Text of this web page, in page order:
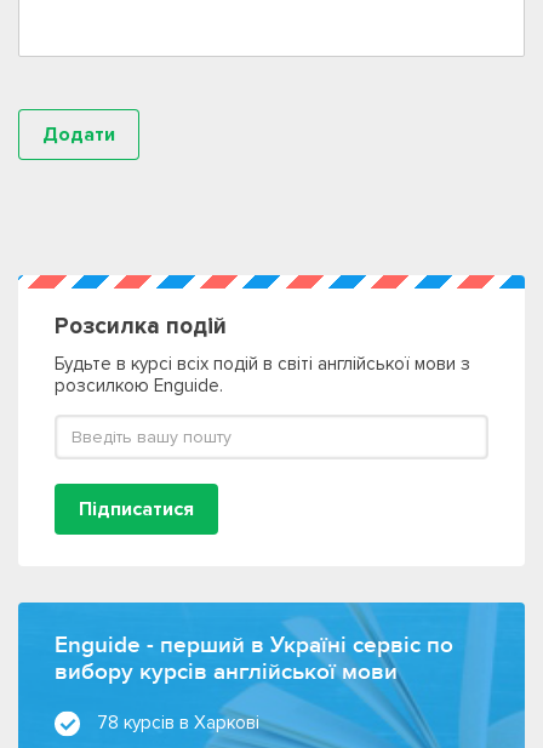
Розсилка подій
Будьте в курсі всіх подій в світі англійської мови з
розсилкою Enguide.
Підписатися
Enguide - перший в Україні сервіс по
вибору курсів англійської мови
78 курсів в Харкові